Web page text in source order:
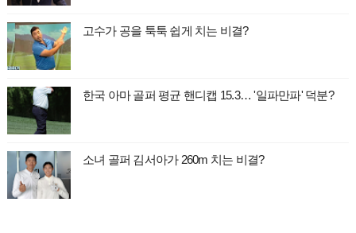
고수가 공을 툭툭 쉽게 치는 비결?
한국 아마 골퍼 평균 핸디캡 15.3… '일파만파' 덕분?
소녀 골퍼 김서아가 260m 치는 비결?